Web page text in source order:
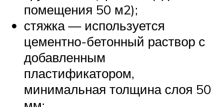
помещения 50 м2);
стяжка — используется
цементно-бетонный раствор с
добавленным
пластификатором,
минимальная толщина слоя 50